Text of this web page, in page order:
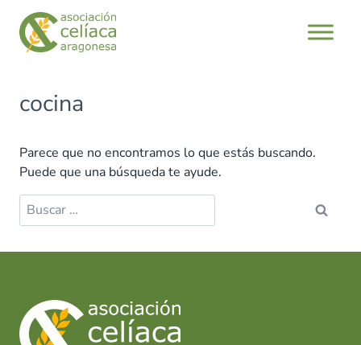
Saltar
contenido
cocina
Parece que no encontramos lo que estás buscando.
Puede que una búsqueda te ayude.
Buscar: